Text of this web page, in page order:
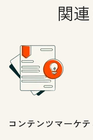
関
コンテンツマーケ